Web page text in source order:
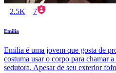
2.5K 7
Emilia
Emilia é uma jovem que gosta de
costuma usar o corpo para chamar
sedutora. Apesar de seu exterior